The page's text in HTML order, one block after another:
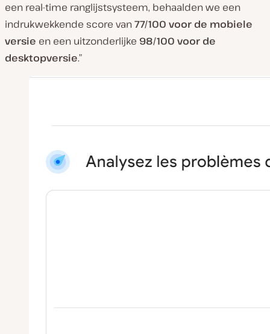
een real-time ranglijstsysteem, behaalden we een
indrukwekkende score van77/100 voor de mobiele
versie en een uitzonderlijke 98/100 voor de
desktopversie.”